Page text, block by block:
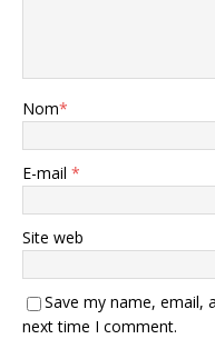
Nom*
E-mail *
Site web
Save my name, email,
next time I comment.